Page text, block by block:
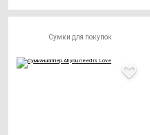
Сумки для покупок